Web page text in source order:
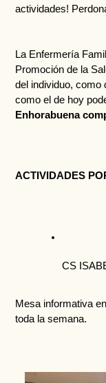
actividades!
La Enfermería
Promoción de la
del individuo, como
Enhorabuena
ACTIVIDADES
CS
Mesa informativa
toda la semana.